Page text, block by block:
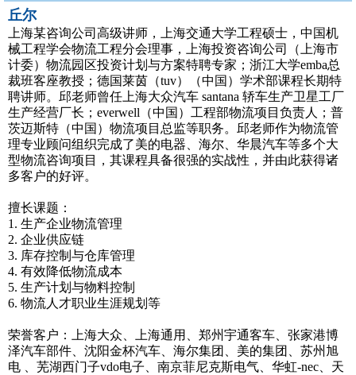
丘尔
上海某咨询公司高级讲师，上海交通大学工程硕士，中国机
械工程学会物流工程分会理事，上海投资咨询公司（上海市
计委）物流园区投资计划与方案特聘专家；浙江大学emba总
裁班客座教授；德国莱茵（tuv）（中国）学术部课程长期特
聘讲师。邱老师曾任上海大众汽车 santana 轿车生产卫星工厂
生产经营厂长；everwell（中国）工程部物流项目负责人；普
茨迈斯特（中国）物流项目总监等职务。邱老师作为物流管
理专业顾问组织完成了美的电器、海尔、华晨汽车等多个大
型物流咨询项目，其课程具备很强的实战性，并由此获得诸
多客户的好评。
擅长课题：
1. 生产企业物流管理
2. 企业供应链
3. 库存控制与仓库管理
4. 有效降低物流成本
5. 生产计划与物料控制
6. 物流人才职业生涯规划等
荣誉客户：上海大众、上海通用、郑州宇通客车、张家港博
泽汽车部件、沈阳金杯汽车、海尔集团、美的集团、苏州旭
电 、芜湖西门子vdo电子、南京菲尼克斯电气、华虹-nec、天